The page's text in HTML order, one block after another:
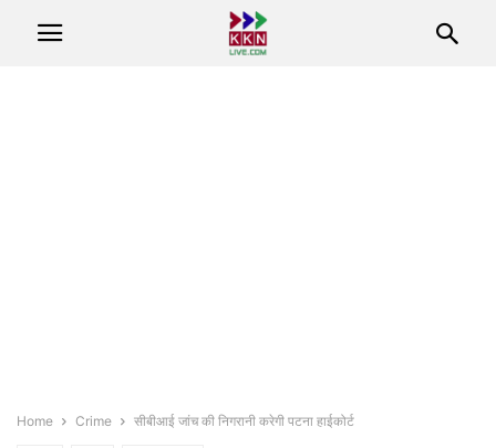
Home Crime सीबीआई जांच की निगरानी करेगी पटना हाईकोर्ट